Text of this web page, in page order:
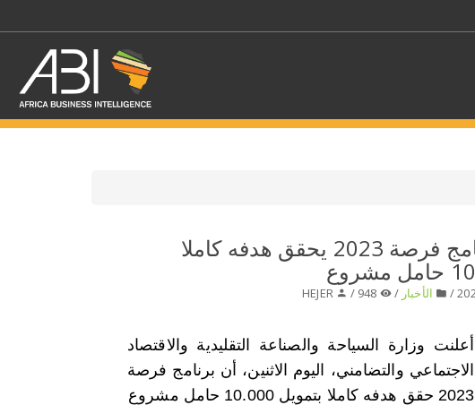
حدد الفرع
المغرب:ابرنامج فرصة 2023 يحقق هدفه كاملا
الأخبار /
أعلنت وزارة السياحة والصناعة التقليدية والاقتصاد
الاجتماعي والتضامني، اليوم الاثنين، أن برنامج فرصة
2023 حقق هدفه كاملا بتمويل 10.000 حامل مشروع